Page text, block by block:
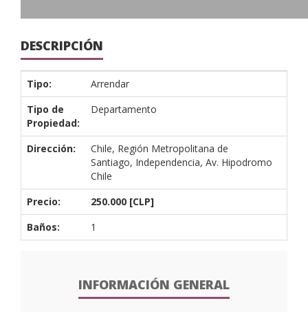
DESCRIPCIÓN
Tipo:
Arrendar
Tipo de
Propiedad:
Departamento
Dirección:
Chile, Región Metropolitana de
Santiago, Independencia, Av. Hipodromo
Chile
Precio:
250.000 [CLP]
Baños:
1
INFORMACIÓN GENERAL